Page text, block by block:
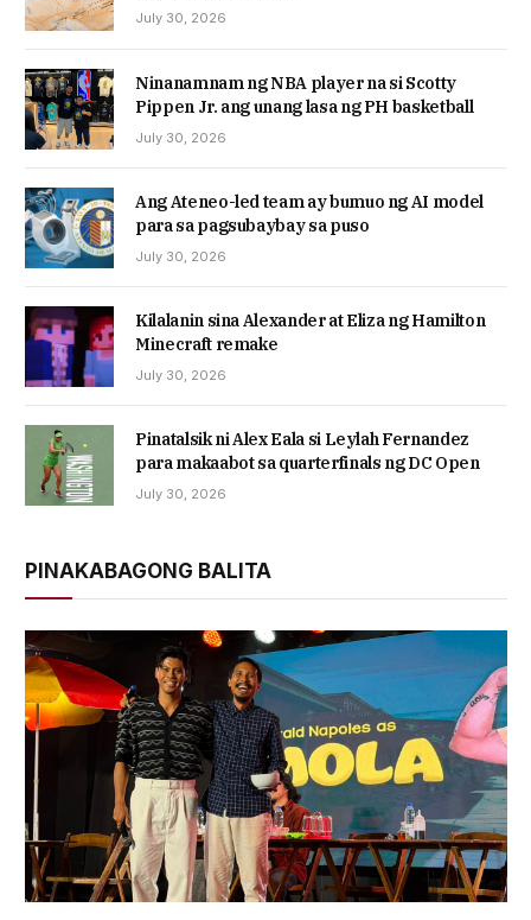
July 30, 2026
Ninanamnam ng NBA player na si Scotty
Pippen Jr. ang unang lasa ng PH basketball
July 30, 2026
Ang Ateneo-led team ay bumuo ng AI model
para sa pagsubaybay sa puso
July 30, 2026
Kilalanin sina Alexander at Eliza ng Hamilton
Minecraft remake
July 30, 2026
Pinatalsik ni Alex Eala si Leylah Fernandez
para makaabot sa quarterfinals ng DC Open
July 30, 2026
PINAKABAGONG BALITA